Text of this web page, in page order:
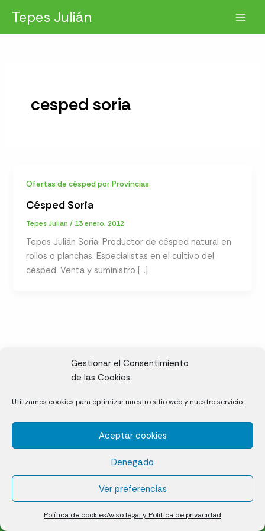
Gestionar el Consentimiento
de las Cookies
Utilizamos cookies para optimizar nuestro sitio web y nuestro servicio.
Aceptar cookies
Denegado
Ver preferencias
Política de cookiesAviso legal y Política de privacidad
contenido
Tepes Julián
cesped soria
Ofertas de césped por Provincias
Césped Soria
Tepes Julian/ 13 enero, 2012
Tepes Julián Soria. Productor de césped natural en
rollos o planchas. Especialistas en el cultivo del
césped. Venta y suministro […]
Cáceres
Césped natural en tepes
Política de cookies (UE)
Aviso legal y Política de privacidad
¿Quiénes somos?
Contacto